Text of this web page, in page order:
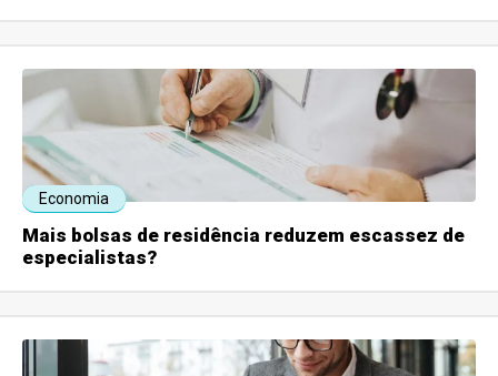
Economia
Mais bolsas de residência reduzem escassez de
especialistas?